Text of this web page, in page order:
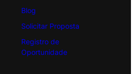
Blog
Solicitar Proposta
Registro de
Oportunidade